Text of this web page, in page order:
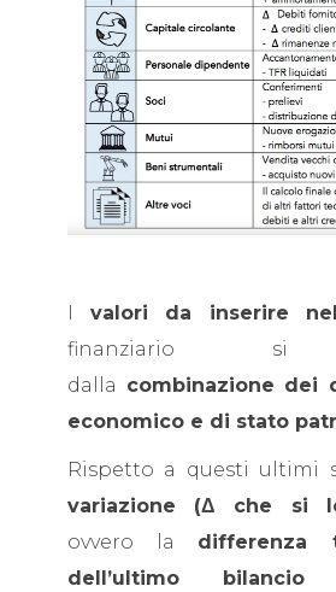
I valori da inserire
finanziario si
dalla combinazione dei
economico e di stato
Rispetto a questi ultimi
variazione (Δ che si
ovvero la
dell’ultimo